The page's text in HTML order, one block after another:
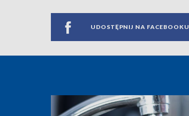
UDOSTĘPNIJ NA FACEBOOKU